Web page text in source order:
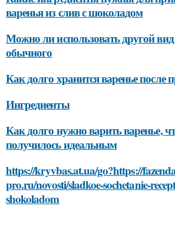
варенья из слив с шоколадом
Можно ли использовать другой
обычного
Как долго хранится варенье после
Ингредиенты
Как долго нужно варить варенье,
получилось идеальным
https://kryvbas.at.ua/go?https://
pro.ru/novosti/sladkoe-sochetanie-
shokoladom